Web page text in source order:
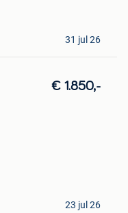
31 jul 26
€ 1.850,-
23 jul 26